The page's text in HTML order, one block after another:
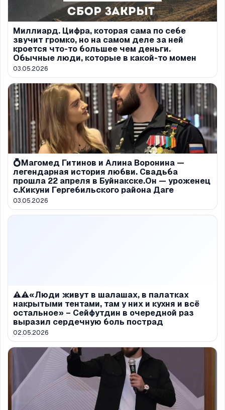
Миллиард. Цифра, которая сама по себе
звучит громко, но на самом деле за ней
кроется что-то большее чем деньги.
Обычные люди, которые в какой-то момен
03.05.2026
💍Магомед Гитинов и Алина Воронина —
легендарная история любви. Свадьба
прошла 22 апреля в Буйнакске.Он — уроженец
с.Кикуни Гергебильского района Даге
03.05.2026
⚠️⚠️«Люди живут в шалашах, в палатках
накрытыми тентами, там у них и кухня и всё
остальное» – Сейфутдин в очередной раз
выразил сердечную боль пострад
02.05.2026